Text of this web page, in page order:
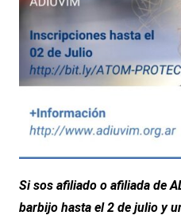
Si sos afiliado o afiliada de
barbijohasta el 2 de julio y